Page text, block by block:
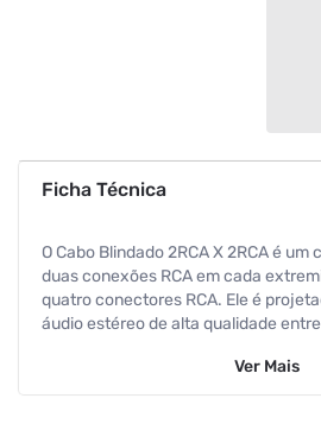
Ficha Técnica
O Cabo Blindado 2RCA X 2RCA é
duas conexões RCA em cada
quatro conectores RCA. Ele é
áudio estéreo de alta qualidade
Ver Mais